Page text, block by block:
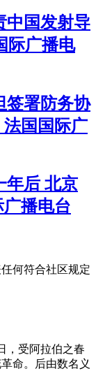
中国发射导
际广播电
签署防务协
国国际广
年后 北京
播电台
何符合社区规定
受阿拉伯之春
命。后由数名义